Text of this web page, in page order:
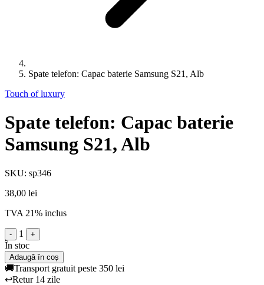
Spate telefon: Capac baterie Samsung S21, Alb
Touch of luxury
Spate telefon: Capac baterie
Samsung S21, Alb
SKU: sp346
38,00 lei
TVA 21% inclus
- 1 +
În stoc
Adaugă în coș
🚚Transport gratuit peste 350 lei
↩️Retur 14 zile